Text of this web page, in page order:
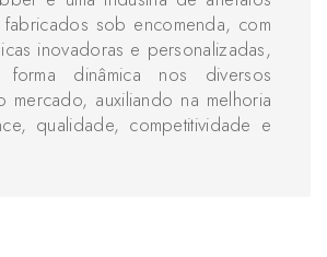
sob encomenda, com
inovadoras e personalizadas,
forma dinâmica nos diversos
mercado, auxiliando na melhoria
qualidade, competitividade e